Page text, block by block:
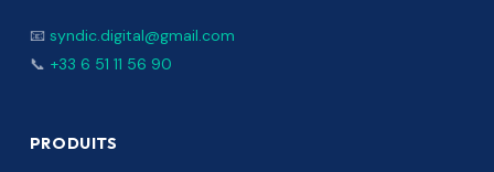
📧 syndic.digital@gmail.com
📞 +33 6 51 11 56 90
PRODUITS